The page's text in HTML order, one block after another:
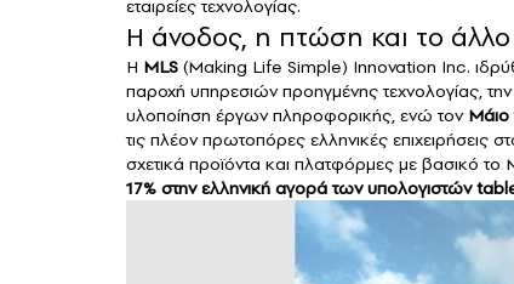
εταιρείες τεχνολογίας.
Η άνοδος, η πτώση και το
Η MLS (Making Life Simple) Innovation Inc.
παροχή υπηρεσιών προηγμένης τεχνολογίας,
υλοποίηση έργων πληροφορικής, ενώ τον Μάιο
τις πλέον πρωτοπόρες ελληνικές επιχειρήσεις
σχετικά προϊόντα και πλατφόρμες με βασικό το
17% στην ελληνική αγορά των υπολογιστών